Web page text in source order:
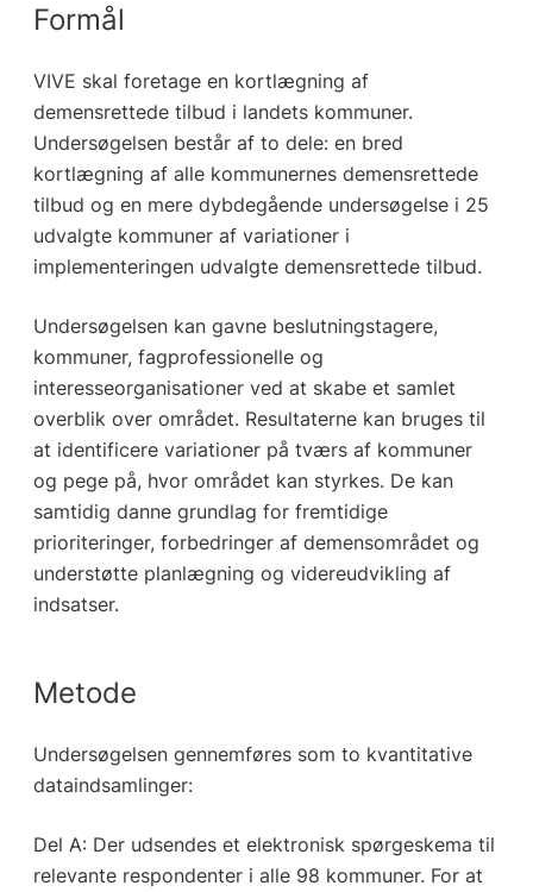
Formål
VIVE skal foretage en kortlægning af
demensrettede tilbud i landets kommuner.
Undersøgelsen består af to dele: en bred
kortlægning af alle kommunernes demensrettede
tilbud og en mere dybdegående undersøgelse i 25
udvalgte kommuner af variationer i
implementeringen udvalgte demensrettede tilbud.
Undersøgelsen kan gavne beslutningstagere,
kommuner, fagprofessionelle og
interesseorganisationer ved at skabe et samlet
overblik over området. Resultaterne kan bruges til
at identificere variationer på tværs af kommuner
og pege på, hvor området kan styrkes. De kan
samtidig danne grundlag for fremtidige
prioriteringer, forbedringer af demensområdet og
understøtte planlægning og videreudvikling af
indsatser.
Metode
Undersøgelsen gennemføres som to kvantitative
dataindsamlinger:
Del A: Der udsendes et elektronisk spørgeskema til
relevante respondenter i alle 98 kommuner. For at